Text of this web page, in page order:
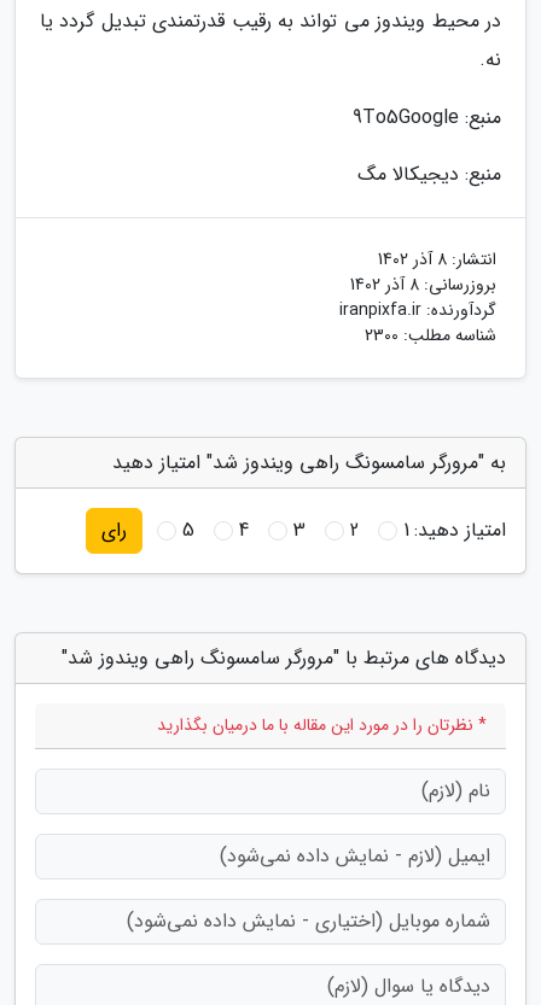
در محیط ویندوز می تواند به رقیب قدرتمندی تبدیل گردد یا
نه.
منبع: 9To5Google
منبع: دیجیکالا مگ
انتشار: 8 آذر 1402
بروزرسانی: 8 آذر 1402
گردآورنده: iranpixfa.ir
شناسه مطلب: 2300
به "مرورگر سامسونگ راهی ویندوز شد" امتیاز دهید
امتیاز دهید:1
2
3
4
5 رای
دیدگاه های مرتبط با "مرورگر سامسونگ راهی ویندوز شد"
* نظرتان را در مورد این مقاله با ما درمیان بگذارید